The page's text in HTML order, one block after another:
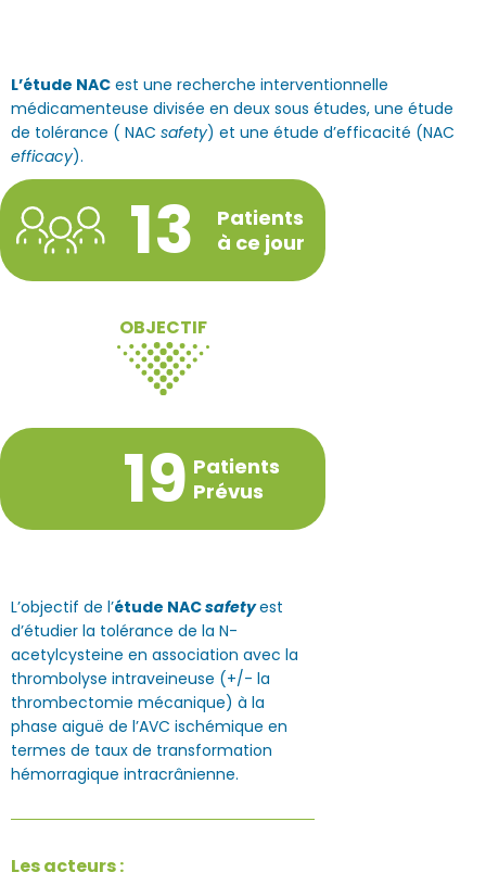
L’étude NAC est une recherche interventionnelle
médicamenteuse divisée en deux sous études, une étude
de tolérance ( NAC safety) et une étude d’efficacité (NAC
efficacy).
13
Patients
à ce jour
OBJECTIF
19 Patients
Prévus
L’objectif de l’étude NACsafetyest
d’étudier la tolérance de la N-
acetylcysteine en association avec la
thrombolyse intraveineuse (+/- la
thrombectomie mécanique) à la
phase aiguë de l’AVC ischémique en
termes de taux de transformation
hémorragique intracrânienne.
Les acteurs :